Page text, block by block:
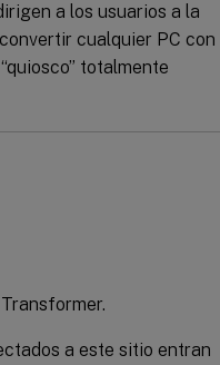
a los usuarios a la
cualquier PC con
totalmente
a este sitio entran